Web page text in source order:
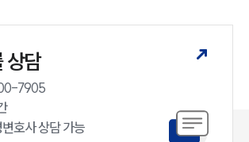
업무분야
M&A센터 업무
구성원 소개
상담
7905
호사 상담 가능